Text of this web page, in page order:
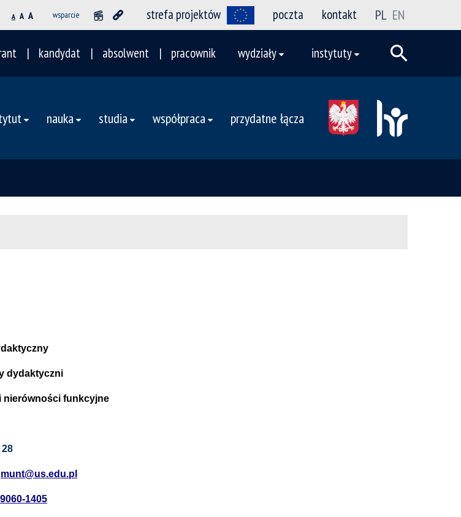
A A A wsparcie strefa projektów poczta kontakt PL EN
kandydat absolwent pracownik wydziały instytuty
nauka studia współpraca przydatne łącza
dydaktyczni
nierówności funkcyjne
28
1405